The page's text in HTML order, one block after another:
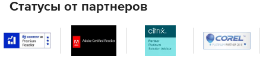
Статусы от партнеров